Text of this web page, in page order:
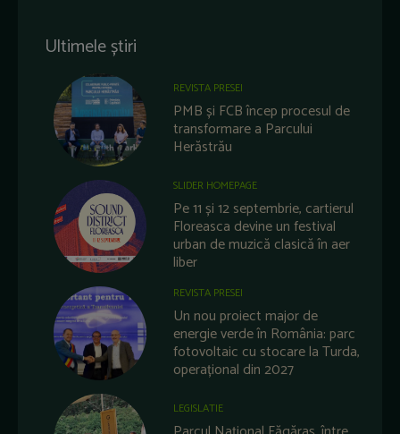
Ultimele știri
REVISTA PRESEI
PMB și FCB încep procesul de
transformare a Parcului
Herăstrău
SLIDER HOMEPAGE
Pe 11 și 12 septembrie, cartierul
Floreasca devine un festival
urban de muzică clasică în aer
liber
REVISTA PRESEI
Un nou proiect major de
energie verde în România: parc
fotovoltaic cu stocare la Turda,
operațional din 2027
LEGISLATIE